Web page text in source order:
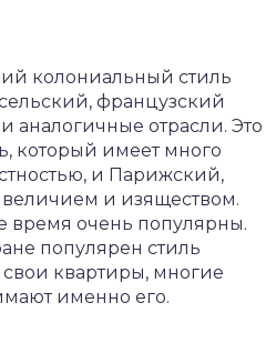
колониальный стиль
французский
аналогичные отрасли. Это
который имеет много
и Парижский,
и изяществом.
время очень популярны.
популярен стиль
квартиры, многие
именно его.